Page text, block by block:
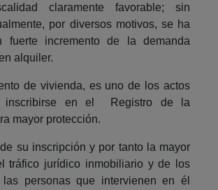
claramente favorable; sin
por diversos motivos, se ha
fuerte incremento de la demanda
alquiler.
de vivienda, es uno de los actos
inscribirse en el Registro de la
mayor protección.
su inscripción y por tanto la mayor
tráfico jurídico inmobiliario y de los
personas que intervienen en él